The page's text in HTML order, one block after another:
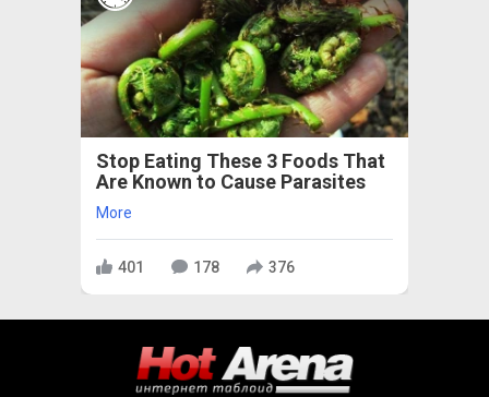
Stop Eating These 3 Foods That
Are Known to Cause Parasites
More
401 178 376